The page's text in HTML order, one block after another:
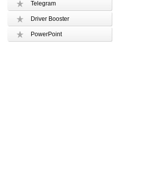
Telegram
Driver Booster
PowerPoint